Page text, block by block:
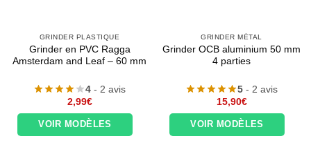
GRINDER PLASTIQUE
Grinder en PVC Ragga
Amsterdam and Leaf – 60 mm
4 - 2 avis
2,99€
VOIR MODÈLES
GRINDER MÉTAL
Grinder OCB aluminium 50 mm
4 parties
5 - 2 avis
15,90€
VOIR MODÈLES